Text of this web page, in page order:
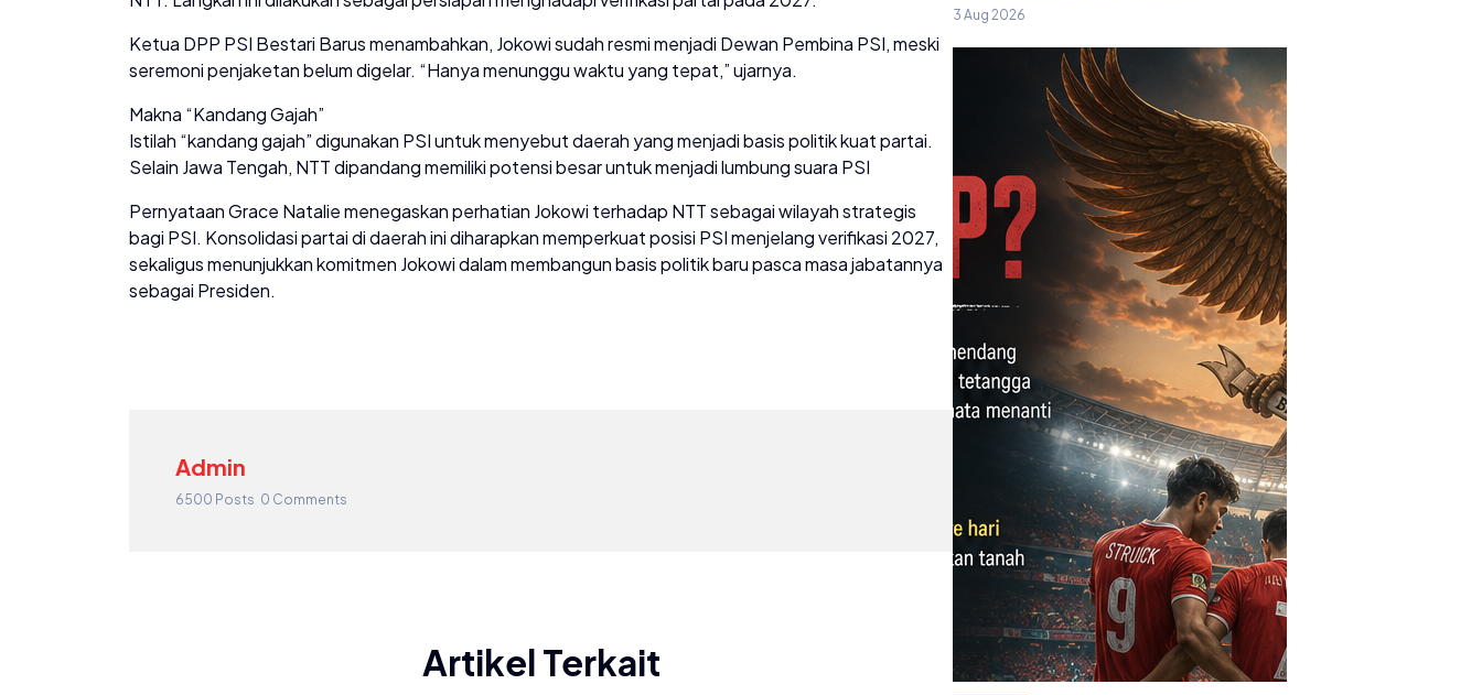
Ketua DPP PSI Bestari Barus menambahkan, Jokowi sudah resmi menjadi Dewan Pembina PSI, meski
seremoni penjaketan belum digelar. “Hanya menunggu waktu yang tepat,” ujarnya.
Makna “Kandang Gajah”
Istilah “kandang gajah” digunakan PSI untuk menyebut daerah yang menjadi basis politik kuat partai.
Selain Jawa Tengah, NTT dipandang memiliki potensi besar untuk menjadi lumbung suara PSI
Pernyataan Grace Natalie menegaskan perhatian Jokowi terhadap NTT sebagai wilayah strategis
bagi PSI. Konsolidasi partai di daerah ini diharapkan memperkuat posisi PSI menjelang verifikasi 2027,
sekaligus menunjukkan komitmen Jokowi dalam membangun basis politik baru pasca masa jabatannya
sebagai Presiden.
Admin
6500 Posts 0 Comments
Artikel Terkait
3 Aug 2026